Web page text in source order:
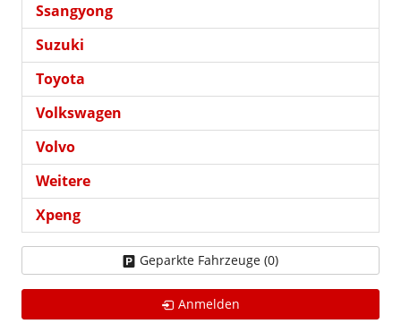
Ssangyong
Suzuki
Toyota
Volkswagen
Volvo
Weitere
Xpeng
Geparkte Fahrzeuge (0)
Anmelden